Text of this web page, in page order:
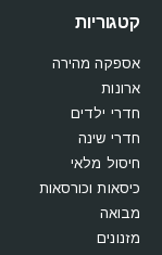
קטגוריות
אספקה מהירה
ארונות
חדרי ילדים
חדרי שינה
חיסול מלאי
כיסאות וכורסאות
מבואה
מזנונים